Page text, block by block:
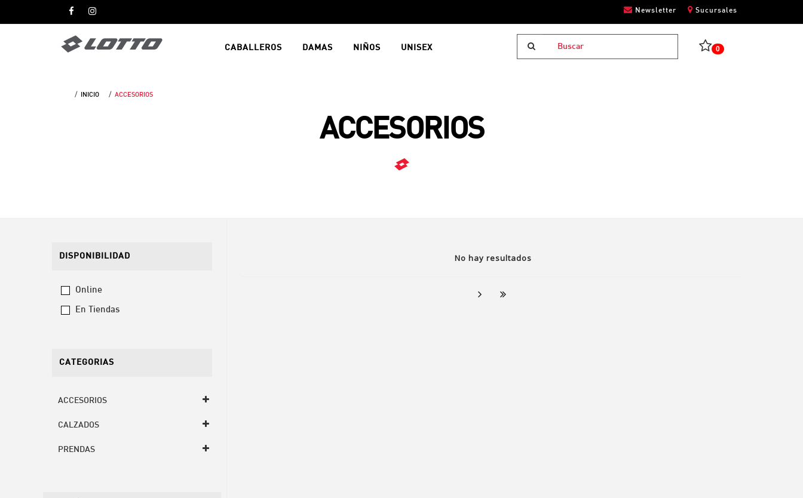
Newsletter Sucursales
0
CABALLEROS DAMAS NIÑOS UNISEX
INICIO ACCESORIOS
ACCESORIOS
No hay resultados
DISPONIBILIDAD
Online
En Tiendas
CATEGORIAS
ACCESORIOS
CALZADOS
PRENDAS